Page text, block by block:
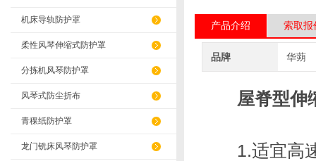
机床导轨防护罩
柔性风琴伸缩式防护罩
分拣机风琴防护罩
风琴式防尘折布
青稞纸防护罩
龙门铣床风琴防护罩
产品介绍 索取报
品牌 华蒴
屋脊型伸
1.适宜高速